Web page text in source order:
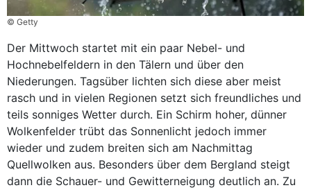
© Getty
Der Mittwoch startet mit ein paar Nebel- und
Hochnebelfeldern in den Tälern und über den
Niederungen. Tagsüber lichten sich diese aber meist
rasch und in vielen Regionen setzt sich freundliches und
teils sonniges Wetter durch. Ein Schirm hoher, dünner
Wolkenfelder trübt das Sonnenlicht jedoch immer
wieder und zudem breiten sich am Nachmittag
Quellwolken aus. Besonders über dem Bergland steigt
dann die Schauer- und Gewitterneigung deutlich an. Zu